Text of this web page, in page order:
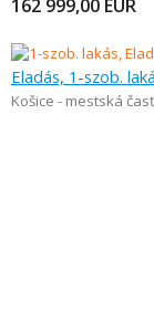
162 999,00 EUR
Eladás, 1-szob.
Košice - mestská